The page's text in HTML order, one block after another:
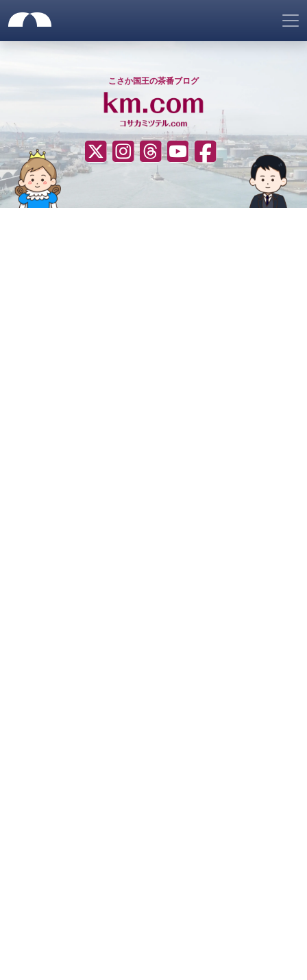
ナビゲーションをスキップ
仮想ネット国家「ゴノヘマ
サイトメニュー
サイトヘッダー
こさか国王の茶番ブログ
????（Twitter）
Instagram
ThreadsYouTubeFacebook